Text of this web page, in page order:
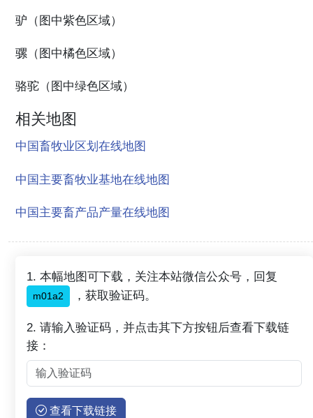
驴（图中紫色区域）
骡（图中橘色区域）
骆驼（图中绿色区域）
相关地图
中国畜牧业区划在线地图
中国主要畜牧业基地在线地图
中国主要畜产品产量在线地图
1. 本幅地图可下载，关注本站微信公众号，回复
m01a2 ，获取验证码。
2. 请输入验证码，并点击其下方按钮后查看下载链
接：
查看下载链接